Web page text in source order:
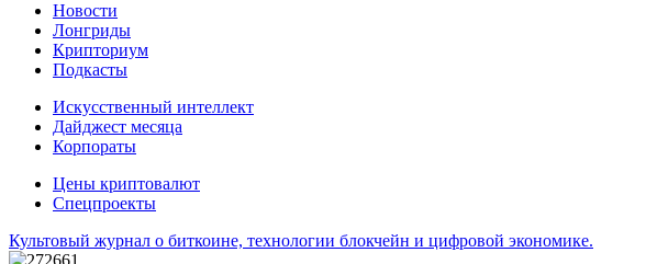
Новости
Лонгриды
Крипториум
Подкасты
Искусственный интеллект
Дайджест месяца
Корпораты
Цены криптовалют
Спецпроекты
Культовый журнал о биткоине, технологии блокчейн и цифровой экономике.